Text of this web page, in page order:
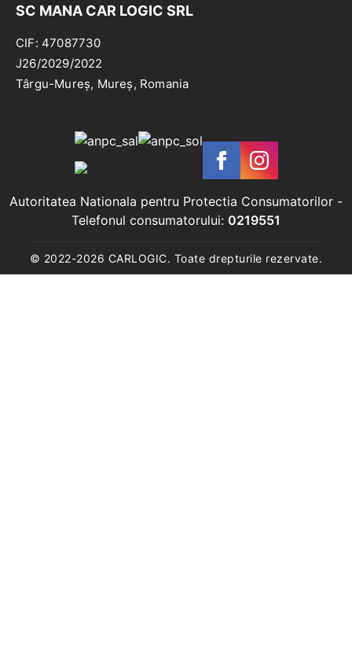
SC MANA CAR LOGIC SRL
CIF: 47087730
J26/2029/2022
Târgu-Mureș, Mureș, Romania
Autoritatea Nationala pentru Protectia Consumatorilor -
Telefonul consumatorului: 0219551
© 2022-2026 CARLOGIC. Toate drepturile rezervate.